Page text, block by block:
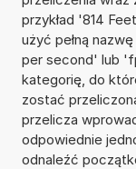
przykład '814
użyć pełną
per second' lub
kategorię, do
zostać
przelicza
odpowiednie
odnaleźć